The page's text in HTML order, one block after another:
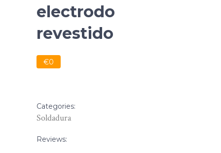
electrodo
revestido
€0
Categories:
Soldadura
Reviews: